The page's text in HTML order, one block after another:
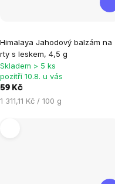
Himalaya Jahodový balzám na
rty s leskem, 4,5 g
Skladem > 5 ks
pozítří 10.8. u vás
59 Kč
Měrná
1 311,11 Kč / 100 g